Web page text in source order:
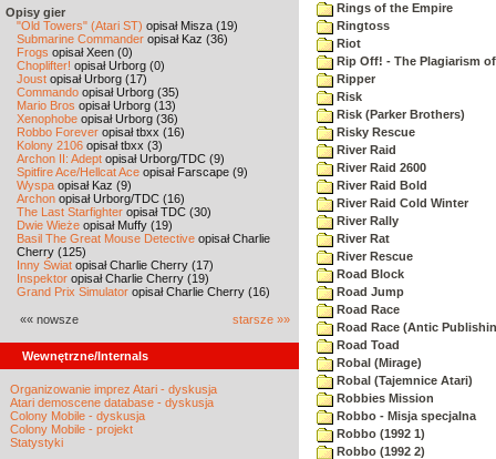
Opisy gier
"Old Towers" (Atari ST) opisał Misza (19)
Submarine Commander opisał Kaz (36)
Frogs opisał Xeen (0)
Choplifter! opisał Urborg (0)
Joust opisał Urborg (17)
Commando opisał Urborg (35)
Mario Bros opisał Urborg (13)
Xenophobe opisał Urborg (36)
Robbo Forever opisał tbxx (16)
Kolony 2106 opisał tbxx (3)
Archon II: Adept opisał Urborg/TDC (9)
Spitfire Ace/Hellcat Ace opisał Farscape (9)
Wyspa opisał Kaz (9)
Archon opisał Urborg/TDC (16)
The Last Starfighter opisał TDC (30)
Dwie Wieże opisał Muffy (19)
Basil The Great Mouse Detective opisał Charlie
Cherry (125)
Inny Świat opisał Charlie Cherry (17)
Inspektor opisał Charlie Cherry (19)
Grand Prix Simulator opisał Charlie Cherry (16)
«« nowsze starsze »»
Wewnętrzne/Internals
Organizowanie imprez Atari - dyskusja
Atari demoscene database - dyskusja
Colony Mobile - dyskusja
Colony Mobile - projekt
Statystyki
Rings of the Empire
Ringtoss
Riot
Rip Off! - The Plagiarism of
Ripper
Risk
Risk (Parker Brothers)
Risky Rescue
River Raid
River Raid 2600
River Raid Bold
River Raid Cold Winter
River Rally
River Rat
River Rescue
Road Block
Road Jump
Road Race
Road Race (Antic
Road Toad
Robal (Mirage)
Robal (Tajemnice Atari)
Robbies Mission
Robbo - Misja specjalna
Robbo (1992 1)
Robbo (1992 2)